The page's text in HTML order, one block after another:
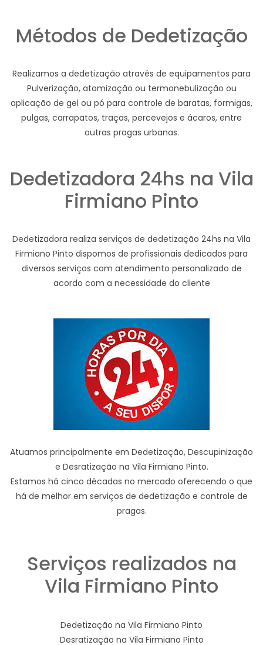
Métodos de Dedetização
Realizamos a dedetização através de equipamentos para
Pulverização, atomização ou termonebulização ou
aplicação de gel ou pó para controle de baratas, formigas,
pulgas, carrapatos, traças, percevejos e ácaros, entre
outras pragas urbanas.
Dedetizadora 24hs na Vila
Firmiano Pinto
Dedetizadora realiza serviços de dedetização 24hs na Vila
Firmiano Pinto dispomos de profissionais dedicados para
diversos serviços com atendimento personalizado de
acordo com a necessidade do cliente
Atuamos principalmente em Dedetização, Descupinização
e Desratização na Vila Firmiano Pinto.
Estamos há cinco décadas no mercado oferecendo o que
há de melhor em serviços de dedetização e controle de
pragas.
Serviços realizados na
Vila Firmiano Pinto
Dedetização na Vila Firmiano Pinto
Desratização na Vila Firmiano Pinto